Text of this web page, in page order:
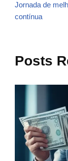
Jornada de
contínua
Posts